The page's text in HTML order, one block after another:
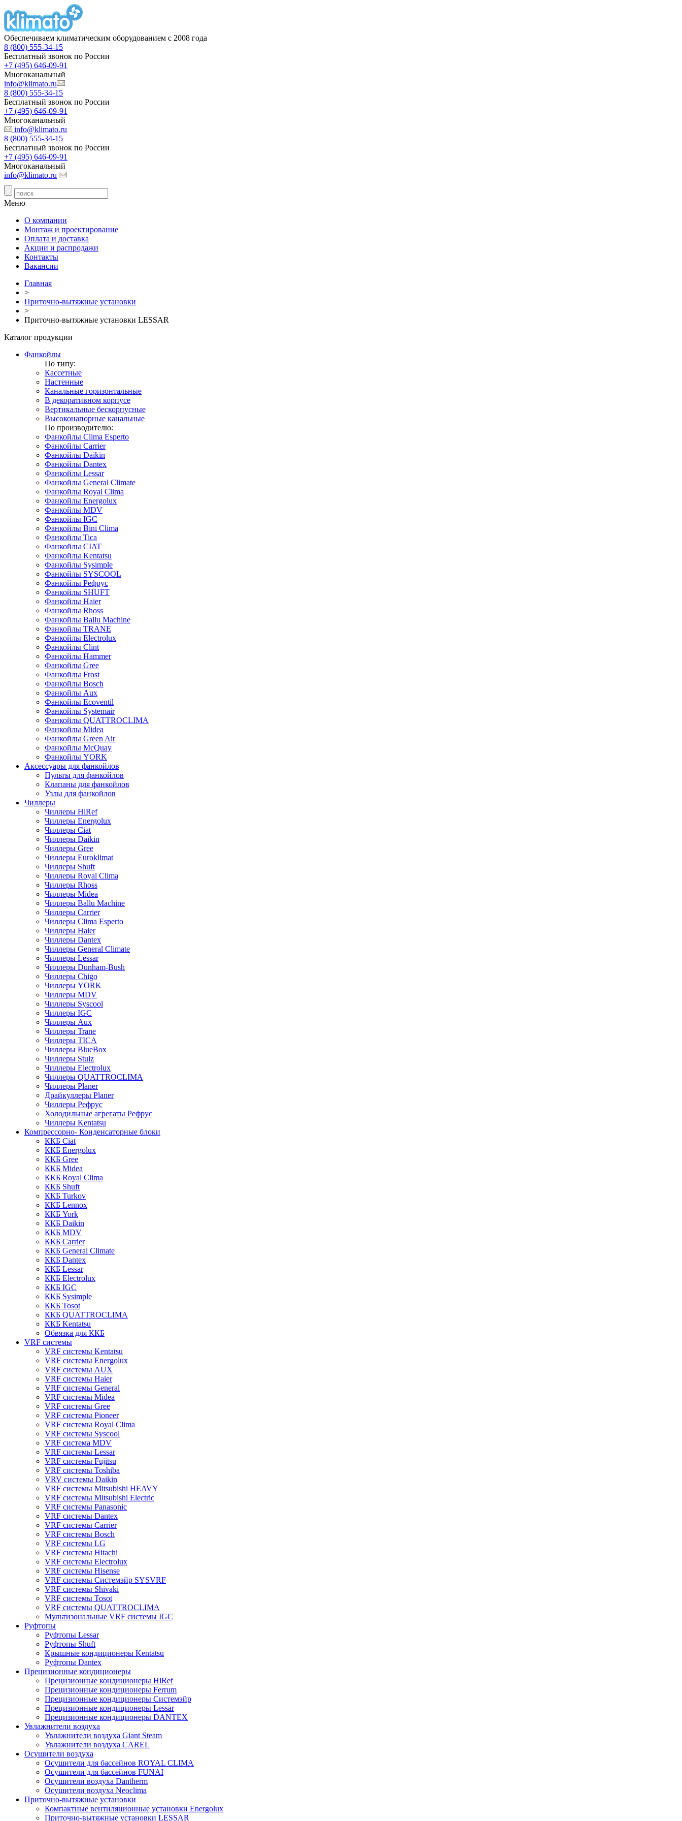
Обеспечиваем климатическим оборудованием с 2008 года
8 (800) 555-34-15
Бесплатный звонок по России
+7 (495) 646-09-91
Многоканальный
info@klimato.ru
8 (800) 555-34-15
Бесплатный звонок по России
+7 (495) 646-09-91
Многоканальный
info@klimato.ru
8 (800) 555-34-15
Бесплатный звонок по России
+7 (495) 646-09-91
Многоканальный
info@klimato.ru
Меню
О компании
Монтаж и проектирование
Оплата и доставка
Акции и распродажи
Контакты
Вакансии
Главная
>
Приточно-вытяжные установки
>
Приточно-вытяжные установки LESSAR
Каталог продукции
Фанкойлы
По типу:
Кассетные
Настенные
Канальные горизонтальные
В декоративном корпусе
Вертикальные бескорпусные
Высоконапорные канальные
По производителю:
Фанкойлы Clima Esperto
Фанкойлы Carrier
Фанкойлы Daikin
Фанкойлы Dantex
Фанкойлы Lessar
Фанкойлы General Climate
Фанкойлы Royal Clima
Фанкойлы Energolux
Фанкойлы MDV
Фанкойлы IGC
Фанкойлы Bini Clima
Фанкойлы Tica
Фанкойлы CIAT
Фанкойлы Kentatsu
Фанкойлы Sysimple
Фанкойлы SYSCOOL
Фанкойлы Рефрус
Фанкойлы SHUFT
Фанкойлы Haier
Фанкойлы Rhoss
Фанкойлы Ballu Machine
Фанкойлы TRANE
Фанкойлы Electrolux
Фанкойлы Clint
Фанкойлы Hammer
Фанкойлы Gree
Фанкойлы Frost
Фанкойлы Bosch
Фанкойлы Aux
Фанкойлы Ecoventil
Фанкойлы Systemair
Фанкойлы QUATTROCLIMA
Фанкойлы Midea
Фанкойлы Green Air
Фанкойлы McQuay
Фанкойлы YORK
Аксессуары для фанкойлов
Пульты для фанкойлов
Клапаны для фанкойлов
Узлы для фанкойлов
Чиллеры
Чиллеры HiRef
Чиллеры Energolux
Чиллеры Ciat
Чиллеры Daikin
Чиллеры Gree
Чиллеры Euroklimat
Чиллеры Shuft
Чиллеры Royal Clima
Чиллеры Rhoss
Чиллеры Midea
Чиллеры Ballu Machine
Чиллеры Carrier
Чиллеры Clima Esperto
Чиллеры Haier
Чиллеры Dantex
Чиллеры General Climate
Чиллеры Lessar
Чиллеры Dunham-Bush
Чиллеры Chigo
Чиллеры YORK
Чиллеры MDV
Чиллеры Syscool
Чиллеры IGC
Чиллеры Aux
Чиллеры Trane
Чиллеры TICA
Чиллеры BlueBox
Чиллеры Stulz
Чиллеры Electrolux
Чиллеры QUATTROCLIMA
Чиллеры Planer
Драйкуллеры Planer
Чиллеры Рефрус
Холодильные агрегаты Рефрус
Чиллеры Kentatsu
Компрессорно- Конденсаторные блоки
ККБ Ciat
ККБ Energolux
ККБ Gree
ККБ Midea
ККБ Royal Clima
ККБ Shuft
ККБ Turkov
ККБ Lennox
ККБ York
ККБ Daikin
ККБ MDV
ККБ Carrier
ККБ General Climate
ККБ Dantex
ККБ Lessar
ККБ Electrolux
ККБ IGC
ККБ Sysimple
ККБ Tosot
ККБ QUATTROCLIMA
ККБ Kentatsu
Обвязка для ККБ
VRF системы
VRF системы Kentatsu
VRF системы Energolux
VRF системы AUX
VRF системы Haier
VRF системы General
VRF системы Midea
VRF системы Gree
VRF системы Pioneer
VRF системы Royal Clima
VRF системы Syscool
VRF система MDV
VRF системы Lessar
VRF системы Fujitsu
VRF системы Toshiba
VRV системы Daikin
VRF системы Mitsubishi HEAVY
VRF системы Mitsubishi Electric
VRF системы Panasonic
VRF системы Dantex
VRF системы Carrier
VRF системы Bosch
VRF системы LG
VRF системы Hitachi
VRF системы Electrolux
VRF системы Hisense
VRF системы Системэйр SYSVRF
VRF системы Shivaki
VRF системы Tosot
VRF системы QUATTROCLIMA
Мультизональные VRF системы IGC
Руфтопы
Руфтопы Lessar
Руфтопы Shuft
Крышные кондиционеры Kentatsu
Руфтопы Dantex
Прецизионные кондиционеры
Прецизионные кондиционеры HiRef
Прецизионные кондиционеры Ferrum
Прецизионные кондиционеры Системэйр
Прецизионные кондиционеры Lessar
Прецизионные кондиционеры DANTEX
Увлажнители воздуха
Увлажнители воздуха Giant Steam
Увлажнители воздуха CAREL
Осушители воздуха
Осушители для бассейнов ROYAL CLIMA
Осушители для бассейнов FUNAI
Осушители воздуха Dantherm
Осушители воздуха Neoclima
Приточно-вытяжные установки
Компактные вентиляционные установки Energolux
Приточно-вытяжные установки LESSAR